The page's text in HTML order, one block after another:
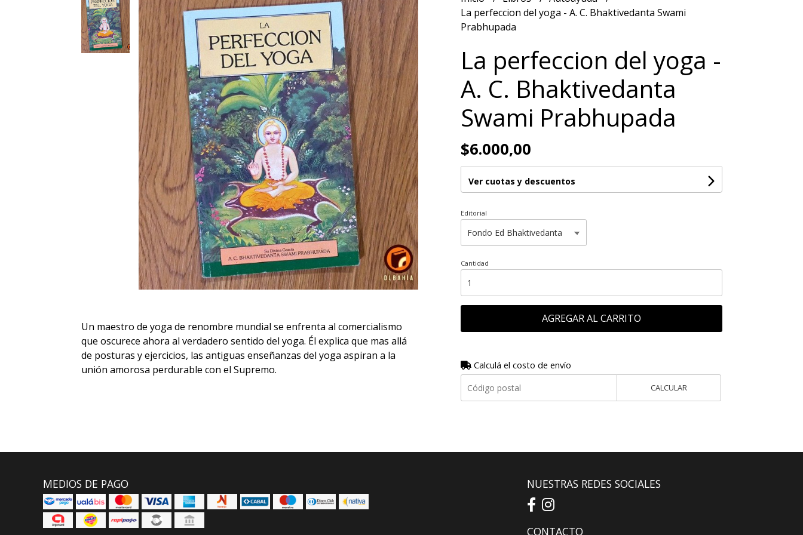
Un maestro de yoga de renombre mundial se enfrenta al comercialismo
que oscurece ahora al verdadero sentido del yoga. Él explica que mas allá
de posturas y ejercicios, las antiguas enseñanzas del yoga aspiran a la
unión amorosa perdurable con el Supremo.
La perfeccion del yoga - A. C. Bhaktivedanta Swami
Prabhupada
La perfeccion del yoga -
A. C. Bhaktivedanta
Swami Prabhupada
$6.000,00
Ver cuotas y descuentos
Editorial
Cantidad
AGREGAR AL CARRITO
Calculá el costo de envío
CALCULAR
MEDIOS DE PAGO NUESTRAS REDES SOCIALES
CONTACTO